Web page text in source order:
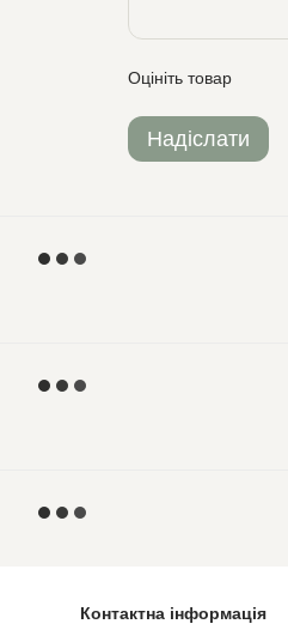
Оцініть товар
Надіслати
Контактна інформація